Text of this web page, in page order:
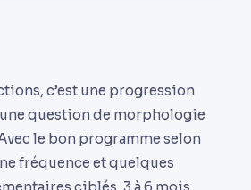
volume.
pull-ups et les face pulls dans
c’est une progression
question de morphologie
le bon programme selon
fréquence et quelques